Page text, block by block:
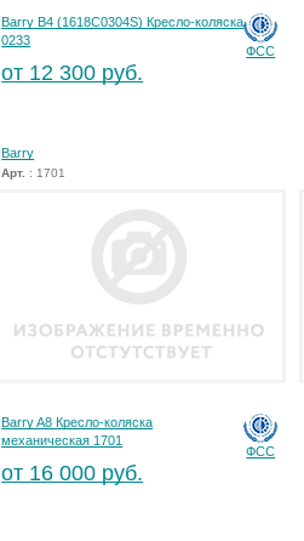
ФСС
Barry B4 (1618C0304S) Кресло-коляска
0233
от 12 300 руб.
Barry
Арт. : 1701
ФСС
Barry A8 Кресло-коляска
механическая 1701
от 16 000 руб.